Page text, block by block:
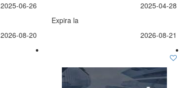
2025-06-26
2026-08-20
2025-04-28
Expira la
2026-08-21